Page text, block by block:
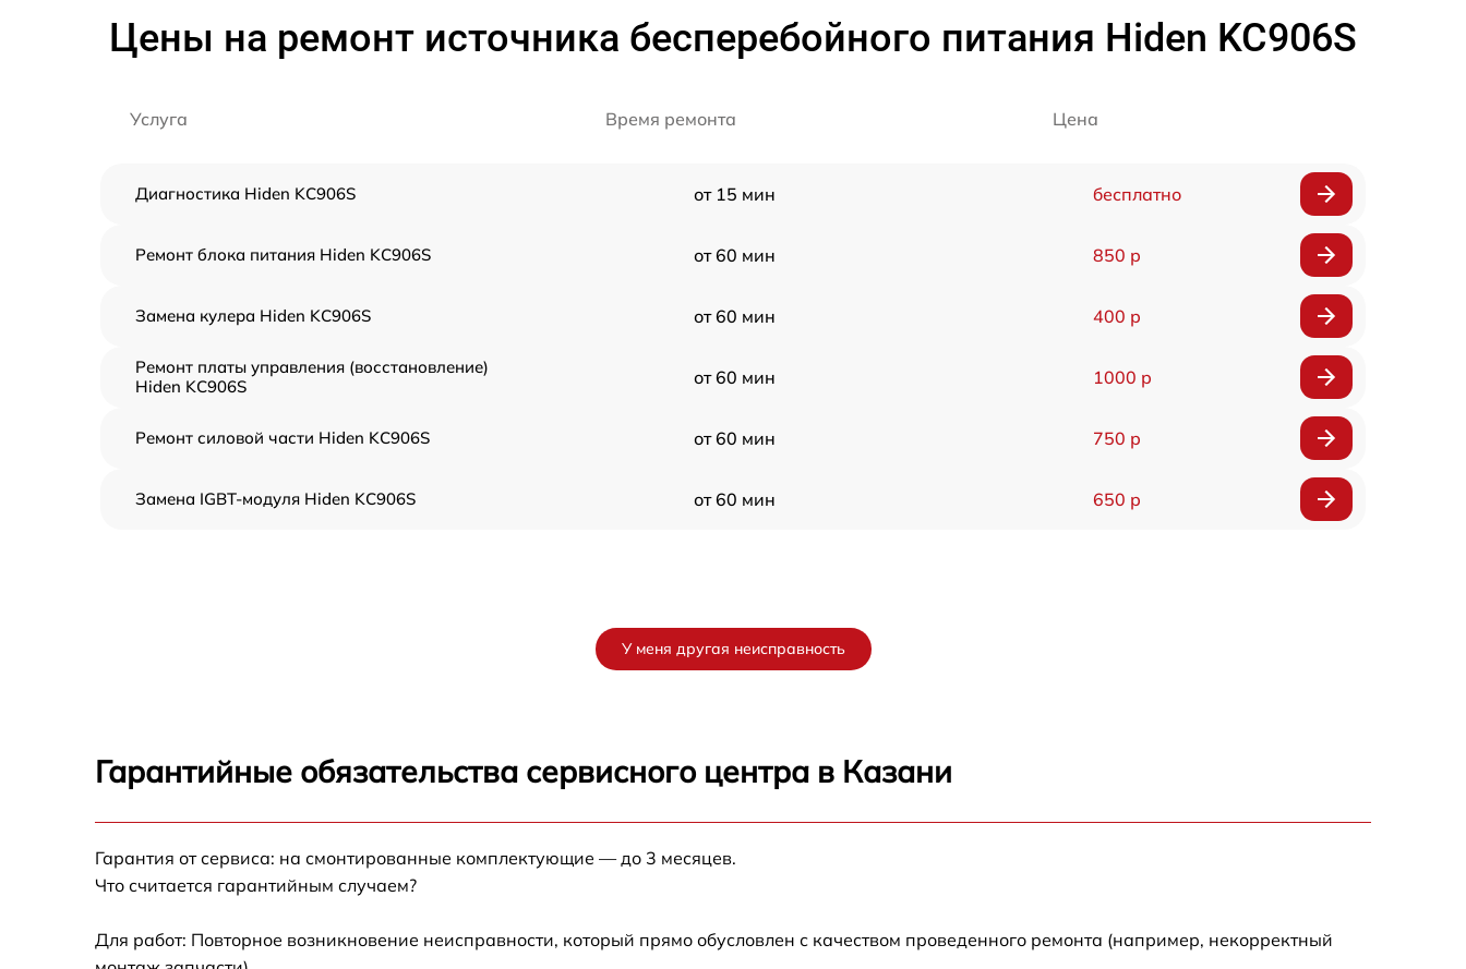
Цены на ремонт источника бесперебойного питания Hiden KC906S
Услуга Время ремонта Цена
Диагностика Hiden KC906S от 15 мин бесплатно
Ремонт блока питания Hiden KC906S от 60 мин 850 р
Замена кулера Hiden KC906S от 60 мин 400 р
Ремонт платы управления (восстановление)
Hiden KC906S
от 60 мин 1000 р
Ремонт силовой части Hiden KC906S от 60 мин 750 р
Замена IGBT-модуля Hiden KC906S от 60 мин 650 р
У меня другая неисправность
Гарантийные обязательства сервисного центра в Казани
Гарантия от сервиса: на смонтированные комплектующие — до 3 месяцев.
Что считается гарантийным случаем?
Для работ: Повторное возникновение неисправности, который прямо обусловлен с качеством проведенного ремонта (например, некорректный